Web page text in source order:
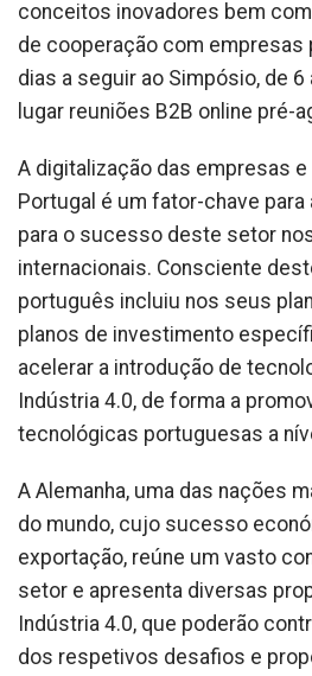
conceitos inovadores bem
de cooperação com empresas
dias a seguir ao Simpósio, de 6
lugar reuniões B2B online pré-
A digitalização das empresas
Portugal é um fator-chave
para o sucesso deste setor
internacionais. Consciente
português incluiu nos seus
planos de investimento
acelerar a introdução de
Indústria 4.0, de forma a
tecnológicas portuguesas a
A Alemanha, uma das nações
do mundo, cujo sucesso
exportação, reúne um vasto
setor e apresenta diversas
Indústria 4.0, que poderão
dos respetivos desafios e